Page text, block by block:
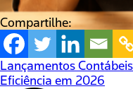
Compartilhe:
Lançamentos
Eficiência em 2026